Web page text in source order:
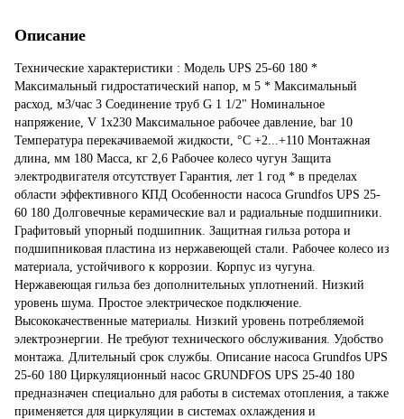
Описание
Технические характеристики : Модель UPS 25-60 180 *
Максимальный гидростатический напор, м 5 * Максимальный
расход, м3/час 3 Соединение труб G 1 1/2" Номинальное
напряжение, V 1х230 Максимальное рабочее давление, bar 10
Температура перекачиваемой жидкости, °С +2...+110 Монтажная
длина, мм 180 Масса, кг 2,6 Рабочее колесо чугун Защита
электродвигателя отсутствует Гарантия, лет 1 год * в пределах
области эффективного КПД Особенности насоса Grundfos UPS 25-
60 180 Долговечные керамические вал и радиальные подшипники.
Графитовый упорный подшипник. Защитная гильза ротора и
подшипниковая пластина из нержавеющей стали. Рабочее колесо из
материала, устойчивого к коррозии. Корпус из чугуна.
Нержавеющая гильза без дополнительных уплотнений. Низкий
уровень шума. Простое электрическое подключение.
Высококачественные материалы. Низкий уровень потребляемой
электроэнергии. Не требуют технического обслуживания. Удобство
монтажа. Длительный срок службы. Описание насоса Grundfos UPS
25-60 180 Циркуляционный насос GRUNDFOS UPS 25-40 180
предназначен специально для работы в системах отопления, а также
применяется для циркуляции в системах охлаждения и